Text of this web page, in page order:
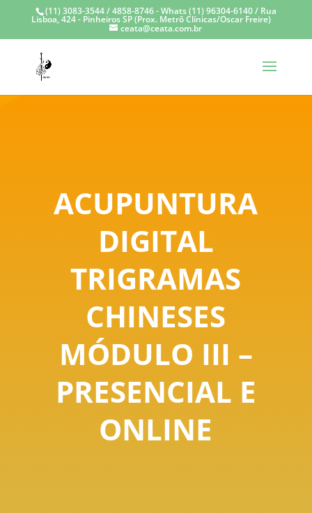
(11) 3083-3544 / 4858-8746 - Whats (11) 96304-6140 / Rua
Lisboa, 424 - Pinheiros SP (Prox. Metrô Clínicas/Oscar Freire)
ceata@ceata.com.br
ACUPUNTURA
DIGITAL
TRIGRAMAS
CHINESES
MÓDULO III –
PRESENCIAL E
ONLINE